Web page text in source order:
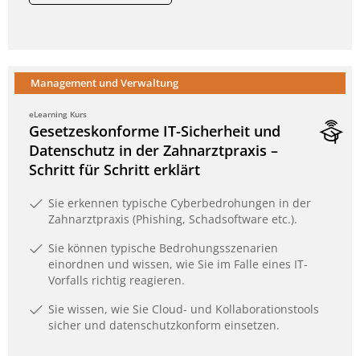
Management und Verwaltung
eLearning Kurs
Gesetzeskonforme IT-Sicherheit und
Datenschutz in der Zahnarztpraxis –
Schritt für Schritt erklärt
Sie erkennen typische Cyberbedrohungen in der
Zahnarztpraxis (Phishing, Schadsoftware etc.).
Sie können typische Bedrohungsszenarien
einordnen und wissen, wie Sie im Falle eines IT-
Vorfalls richtig reagieren.
Sie wissen, wie Sie Cloud- und Kollaborationstools
sicher und datenschutzkonform einsetzen.